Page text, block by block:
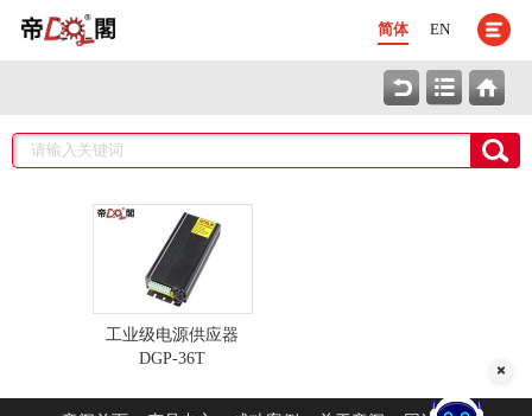
简体 EN
工业级电源供应器
DGP-36T